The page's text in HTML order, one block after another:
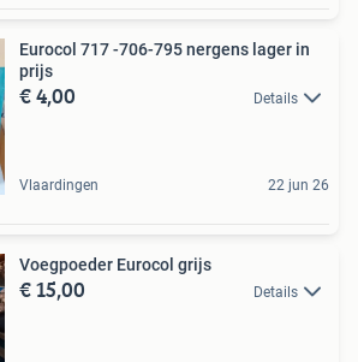
Eurocol 717 -706-795 nergens lager in
prijs
€ 4,00 Details
Vlaardingen 22 jun 26
Voegpoeder Eurocol grijs
€ 15,00 Details